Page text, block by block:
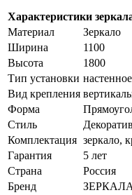
Характеристики
Материал
Зеркало
Ширина
1100
Высота
1800
Тип установки настенное
Вид крепления
Форма
Стиль
Комплектация зеркало,
Гарантия
5 лет
Страна
Россия
Бренд